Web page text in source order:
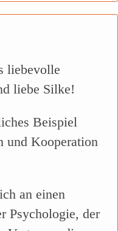
liebevolle
liebe Silke!
Beispiel
und Kooperation
an einen
Psychologie, der